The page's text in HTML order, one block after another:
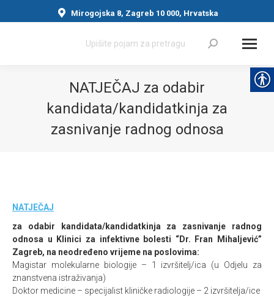
Mirogojska 8, Zagreb 10 000, Hrvatska
Search:
NATJEČAJ za odabir
kandidata/kandidatkinja za
zasnivanje radnog odnosa
NATJEČAJ
za odabir kandidata/kandidatkinja za zasnivanje radnog
odnosa u Klinici za infektivne bolesti “Dr. Fran Mihaljević”
Zagreb, na neodređeno vrijeme na poslovima:
Magistar molekularne biologije – 1 izvršitelj/ica (u Odjelu za
znanstvena istraživanja)
Doktor medicine – specijalist kliničke radiologije – 2 izvršitelja/ice